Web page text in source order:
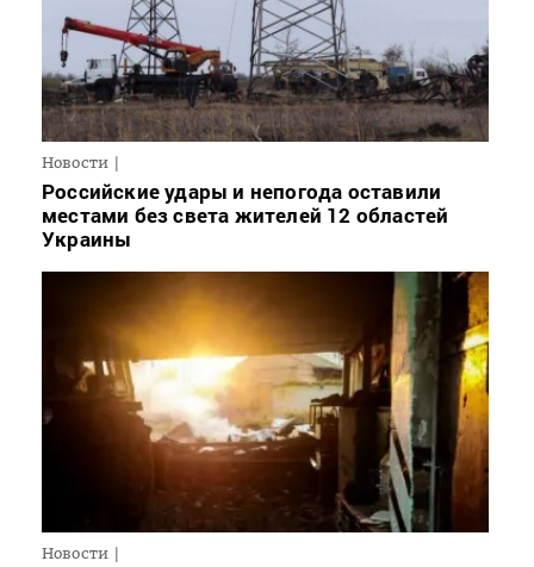
Новости
Российские удары и непогода оставили
местами без света жителей 12 областей
Украины
Новости